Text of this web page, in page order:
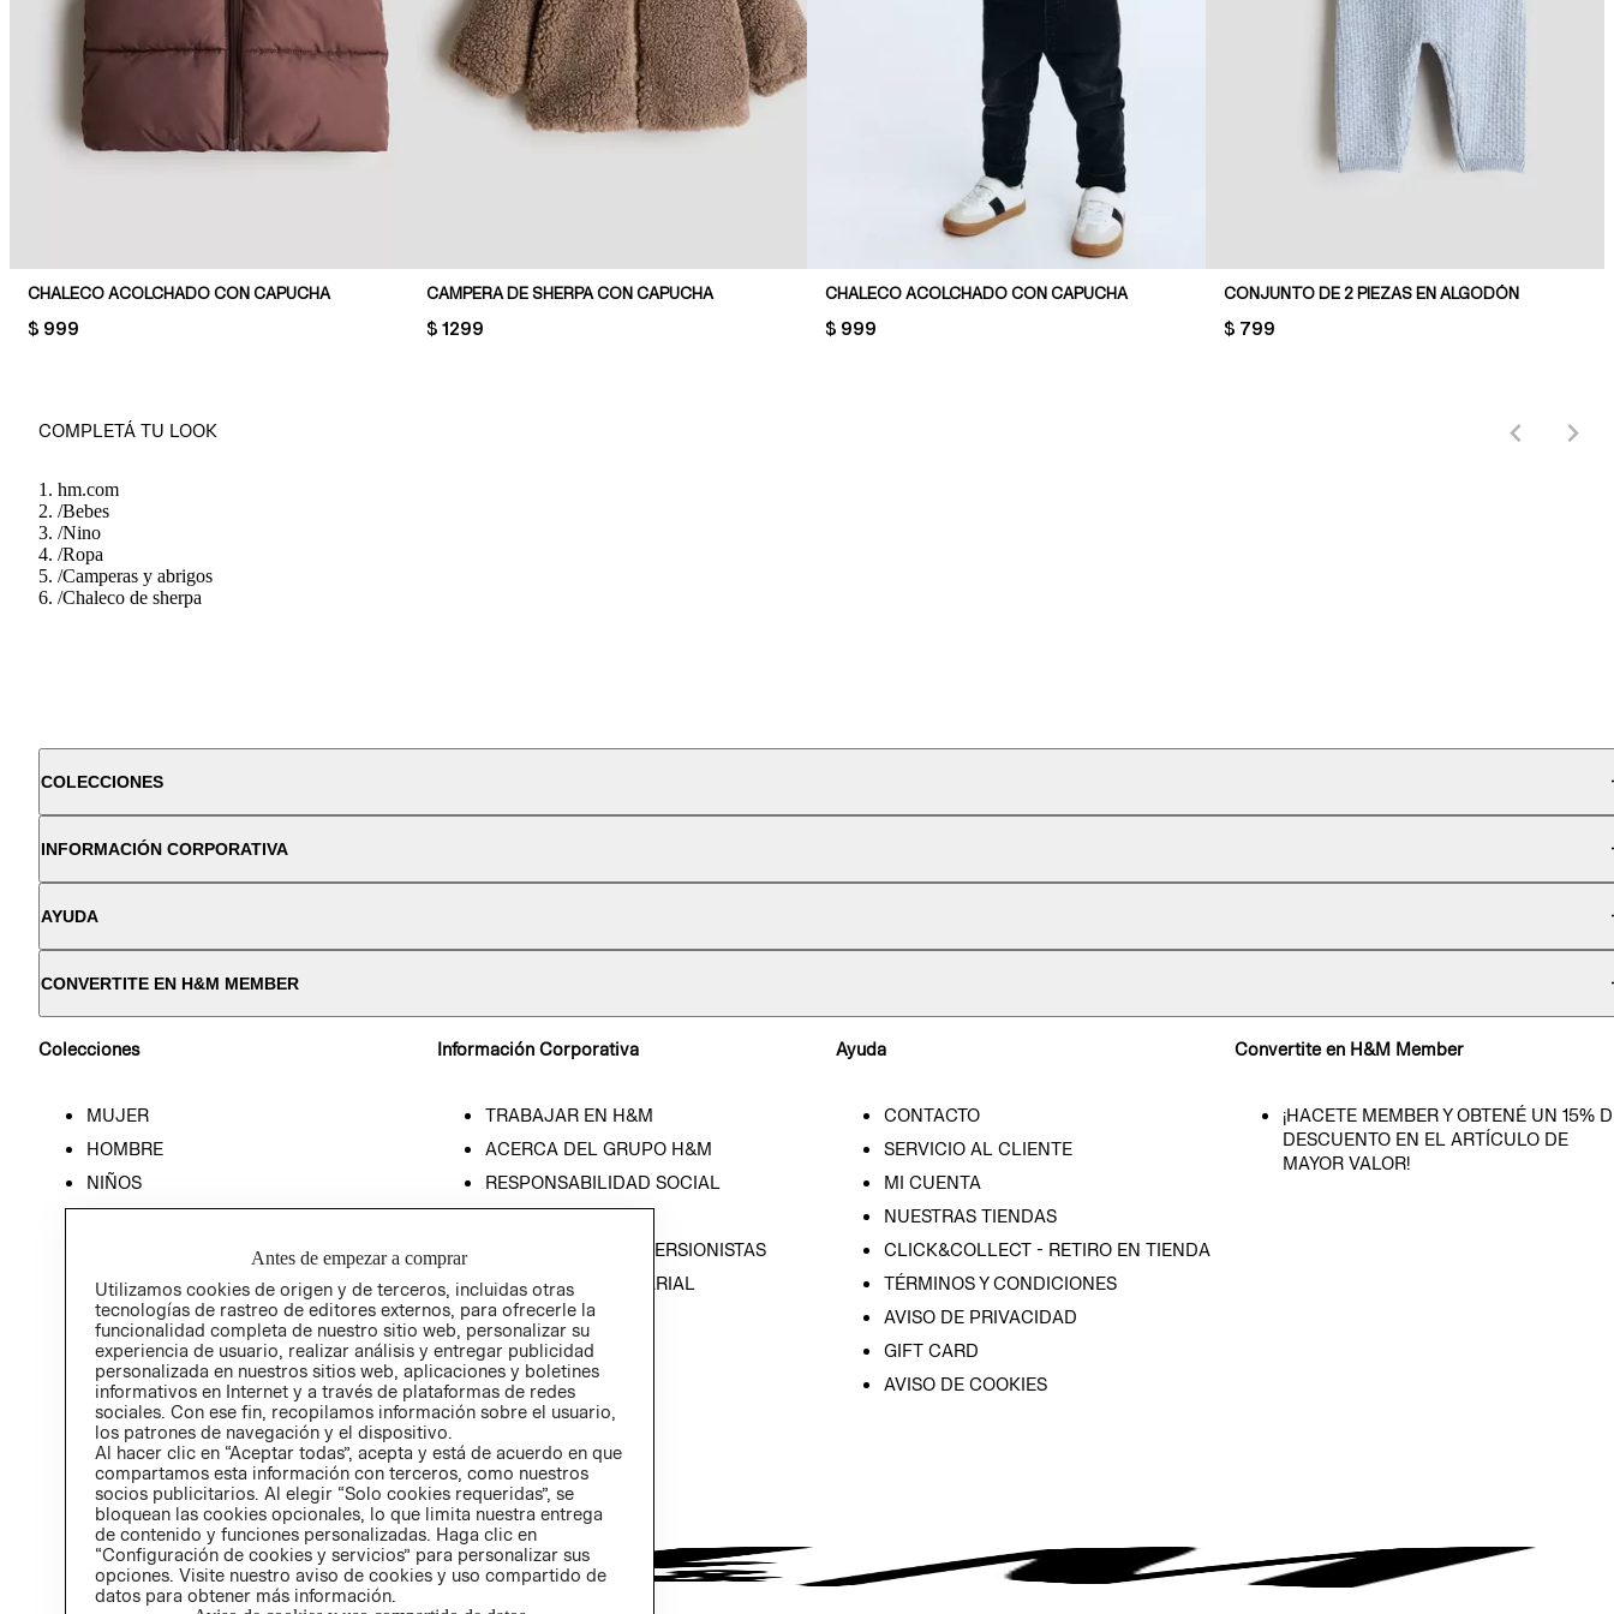
CHALECO ACOLCHADO CON CAPUCHA
PRICE:
$ 999
CAMPERA DE SHERPA CON CAPUCHA
PRICE:
$ 1299
CHALECO ACOLCHADO CON CAPUCHA
PRICE:
$ 999
CONJUNTO DE 2 PIEZAS EN ALGODÓN
PRICE:
$ 799
COMPLETÁ TU LOOK
hm.com
/Bebes
/Nino
/Ropa
/Camperas y abrigos
/Chaleco de sherpa
COLECCIONES
INFORMACIÓN CORPORATIVA
AYUDA
CONVERTITE EN H&M MEMBER
Colecciones
MUJER
HOMBRE
NIÑOS
HOME
Información Corporativa
TRABAJAR EN H&M
ACERCA DEL GRUPO H&M
RESPONSABILIDAD SOCIAL
PRENSA
RELACIÓN CON INVERSIONISTAS
POLÍTICA EMPRESARIAL
Ayuda
CONTACTO
SERVICIO AL CLIENTE
MI CUENTA
NUESTRAS TIENDAS
CLICK&COLLECT - RETIRO EN TIENDA
TÉRMINOS Y CONDICIONES
AVISO DE PRIVACIDAD
GIFT CARD
AVISO DE COOKIES
Convertite en H&M Member
¡HACETE MEMBER Y OBTENÉ UN 15%
DESCUENTO EN EL ARTÍCULO DE
MAYOR VALOR!
Antes de empezar a comprar
Utilizamos cookies de origen y de terceros, incluidas otras
tecnologías de rastreo de editores externos, para ofrecerle la
funcionalidad completa de nuestro sitio web, personalizar su
experiencia de usuario, realizar análisis y entregar publicidad
personalizada en nuestros sitios web, aplicaciones y boletines
informativos en Internet y a través de plataformas de redes
sociales. Con ese fin, recopilamos información sobre el usuario,
los patrones de navegación y el dispositivo.
Al hacer clic en “Aceptar todas”, acepta y está de acuerdo en que
compartamos esta información con terceros, como nuestros
socios publicitarios. Al elegir “Solo cookies requeridas”, se
bloquean las cookies opcionales, lo que limita nuestra entrega
de contenido y funciones personalizadas. Haga clic en
“Configuración de cookies y servicios” para personalizar sus
opciones. Visite nuestro aviso de cookies y uso compartido de
datos para obtener más información.